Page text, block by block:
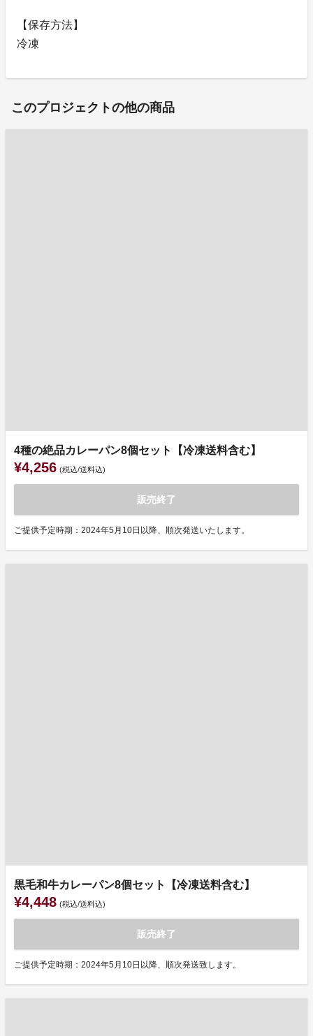
【保存方法】
冷凍
このプロジェクトの他の商品
4種の絶品カレーパン8個セット【冷凍送料含む】
¥4,256 (税込/送料込)
販売終了
ご提供予定時期：2024年5月10日以降、順次発送いたします。
黒毛和牛カレーパン8個セット【冷凍送料含む】
¥4,448 (税込/送料込)
販売終了
ご提供予定時期：2024年5月10日以降、順次発送致します。